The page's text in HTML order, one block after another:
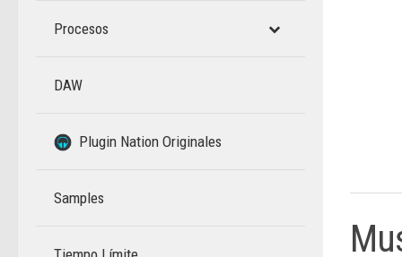
Procesos
DAW
Plugin Nation Originales
–
Samples